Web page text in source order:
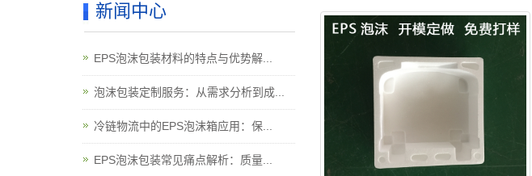
新闻中心
EPS泡沫包装材料的特点与优势解...
泡沫包装定制服务：从需求分析到成...
冷链物流中的EPS泡沫箱应用：保...
EPS泡沫包装常见痛点解析：质量...